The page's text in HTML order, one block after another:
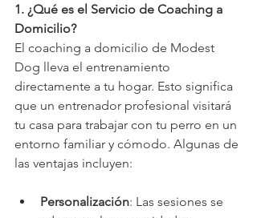
1. ¿Qué es el Servicio de Coaching a
Domicilio?
El coaching a domicilio de Modest
Dog lleva el entrenamiento
directamente a tu hogar. Esto significa
que un entrenador profesional visitará
tu casa para trabajar con tu perro en un
entorno familiar y cómodo. Algunas de
las ventajas incluyen:
Personalización: Las sesiones se